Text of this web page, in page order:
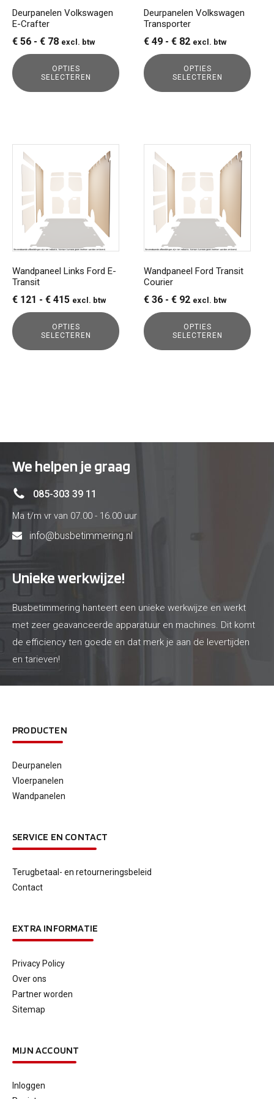
Deurpanelen Volkswagen
E-Crafter
€ 56 - € 78Prijsklasse:
€ 56
tot
excl. btw
OPTIES
SELECTEREN
gekozen
worden
op
de
productpagina
Deurpanelen Volkswagen
Transporter
€ 49 - € 82Prijsklasse:
€ 49
tot
excl. btw
OPTIES
SELECTEREN
gekozen
worden
op
de
productpagina
Wandpaneel Links Ford E-
Transit
€ 121 - € 415Prijsklasse:
€ 121
tot
excl. btw
OPTIES
SELECTEREN
product
meerdere
variaties.
Deze
kan
gekozen
worden
op
de
productpagina
Wandpaneel Ford Transit
Courier
€ 36 - € 92Prijsklasse:
€ 36
tot
excl. btw
OPTIES
SELECTEREN
product
meerdere
variaties.
Deze
kan
gekozen
worden
op
de
productpagina
We helpen je graag
085-303 39 11
Ma t/m vr van 07.00 - 16.00 uur
info@busbetimmering.nl
Unieke werkwijze!
Busbetimmering hanteert een unieke werkwijze en werkt
met zeer geavanceerde apparatuur en machines. Dit komt
de efficiency ten goede en dat merk je aan de levertijden
en tarieven!
PRODUCTEN
Deurpanelen
Vloerpanelen
Wandpanelen
SERVICE EN CONTACT
Terugbetaal- en retourneringsbeleid
Contact
EXTRA INFORMATIE
Privacy Policy
Over ons
Partner worden
Sitemap
MIJN ACCOUNT
Inloggen